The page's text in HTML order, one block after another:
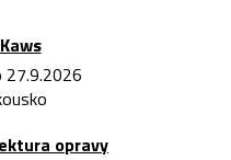
27.9.2026
opravy